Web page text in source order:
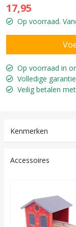
17,95
Op voorraad.
Op voorraad in
Volledige
Veilig betalen
Kenmerken
Accessoires